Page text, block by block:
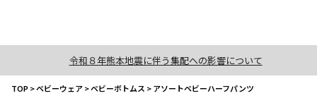
令和８年熊本地震に伴う集配への影響について
TOP>ベビーウェア>ベビーボトムス >アソートベビーハーフパンツ